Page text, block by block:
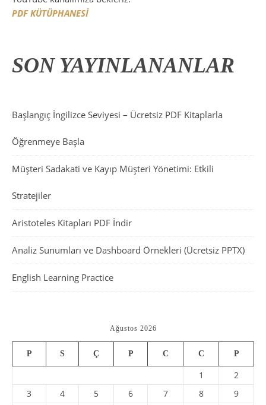
PDF KÜTÜPHANESİ
SON YAYINLANANLAR
Başlangıç İngilizce Seviyesi – Ücretsiz PDF Kitaplarla
Öğrenmeye Başla
Müşteri Sadakati ve Kayıp Müşteri Yönetimi: Etkili
Stratejiler
Aristoteles Kitapları PDF İndir
Analiz Sunumları ve Dashboard Örnekleri (Ücretsiz PPTX)
English Learning Practice
Ağustos 2026
P S Ç P C C P
1
2
3
4 5 6 7 8
9